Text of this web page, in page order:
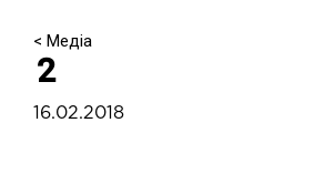
< Медіа
2
16.02.2018